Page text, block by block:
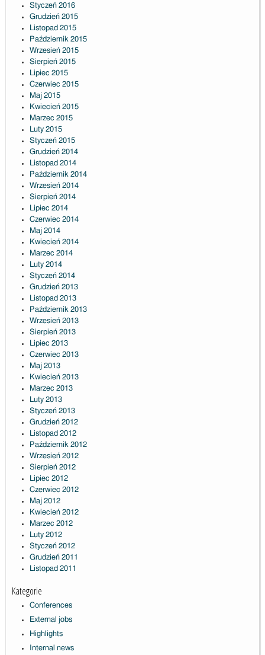
Styczeń 2016
Grudzień 2015
Listopad 2015
Październik 2015
Wrzesień 2015
Sierpień 2015
Lipiec 2015
Czerwiec 2015
Maj 2015
Kwiecień 2015
Marzec 2015
Luty 2015
Styczeń 2015
Grudzień 2014
Listopad 2014
Październik 2014
Wrzesień 2014
Sierpień 2014
Lipiec 2014
Czerwiec 2014
Maj 2014
Kwiecień 2014
Marzec 2014
Luty 2014
Styczeń 2014
Grudzień 2013
Listopad 2013
Październik 2013
Wrzesień 2013
Sierpień 2013
Lipiec 2013
Czerwiec 2013
Maj 2013
Kwiecień 2013
Marzec 2013
Luty 2013
Styczeń 2013
Grudzień 2012
Listopad 2012
Październik 2012
Wrzesień 2012
Sierpień 2012
Lipiec 2012
Czerwiec 2012
Maj 2012
Kwiecień 2012
Marzec 2012
Luty 2012
Styczeń 2012
Grudzień 2011
Listopad 2011
Kategorie
Conferences
External jobs
Highlights
Internal news